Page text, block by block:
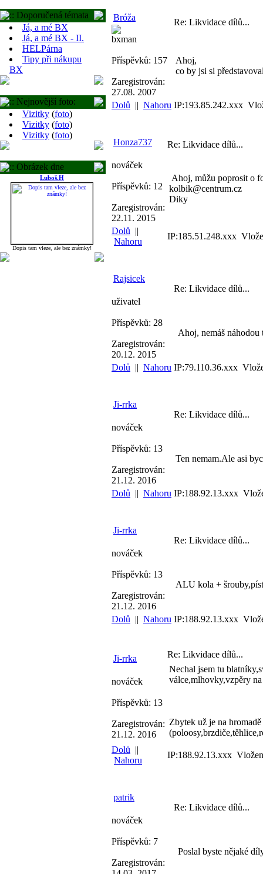
:: Doporučená témata
Já, a mé BX
Já, a mé BX - II.
HELPárna
Tipy při nákupu
BX
:: Nejnovější foto:
Vizitky (foto)
Vizitky (foto)
Vizitky (foto)
:: Obrázek dne
Luboš.H
Dopis tam vleze, ale bez známky!
Bróža
bxman
Příspěvků: 157
Zaregistrován:
27.08. 2007
Re: Likvidace dílů...
Ahoj,
co by jsi si
Dolů || Nahoru IP:193.85.242.xxx
Honza737
nováček
Příspěvků: 12
Zaregistrován:
22.11. 2015
Re: Likvidace dílů...
Ahoj, můžu poprosit o
kolbik@centrum.cz
Diky
Dolů ||
Nahoru
IP:185.51.248.xxx
Rajsicek
uživatel
Příspěvků: 28
Zaregistrován:
20.12. 2015
Re: Likvidace dílů...
Ahoj, nemáš
Dolů || Nahoru IP:79.110.36.xxx
Ji-rrka
nováček
Příspěvků: 13
Zaregistrován:
21.12. 2016
Re: Likvidace dílů...
Ten nemam.Ale asi
Dolů || Nahoru IP:188.92.13.xxx
Ji-rrka
nováček
Příspěvků: 13
Zaregistrován:
21.12. 2016
Re: Likvidace dílů...
ALU kola +
Dolů || Nahoru IP:188.92.13.xxx
Ji-rrka
nováček
Příspěvků: 13
Zaregistrován:
21.12. 2016
Re: Likvidace dílů...
Nechal jsem tu
válce,mlhovky,vzpěry
Zbytek už je na hromadě
Dolů ||
Nahoru
IP:188.92.13.xxx
patrik
nováček
Příspěvků: 7
Zaregistrován:
Re: Likvidace dílů...
Poslal byste nějaké